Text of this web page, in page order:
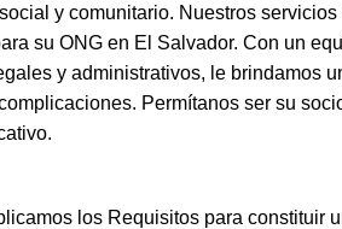
y comunitario. Nuestros
su ONG en El Salvador. Con un
y administrativos, le brindamos
Permítanos ser su
los Requisitos para constituir